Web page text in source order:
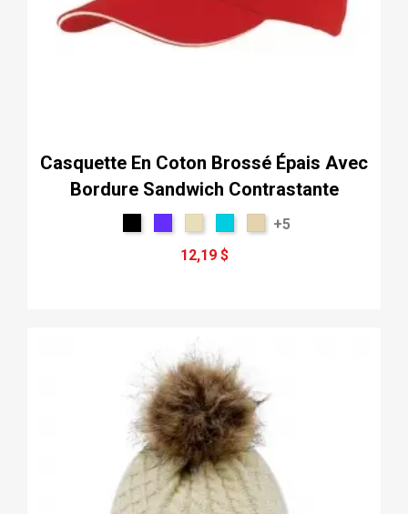
Casquette En Coton Brossé Épais Avec
Bordure Sandwich Contrastante
+5
12,19 $